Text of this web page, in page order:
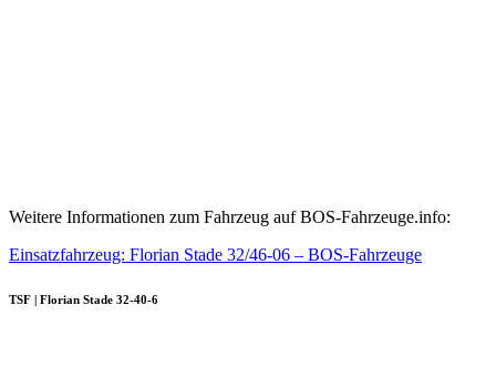
Weitere Informationen zum Fahrzeug auf BOS-Fahrzeuge.info:
Einsatzfahrzeug: Florian Stade 32/46-06 – BOS-Fahrzeuge
TSF | Florian Stade 32-40-6